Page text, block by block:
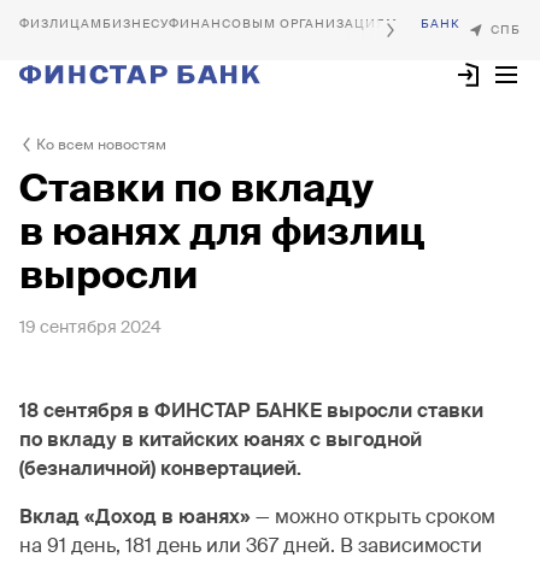
БИЗНЕСУФИНАНСОВЫМ ОРГАНИЗАЦИЯМ
Ко всем новостям
Ставки по вкладу
в юанях для физлиц
выросли
19 сентября 2024
18 сентября в ФИНСТАР БАНКЕ выросли ставки
по вкладу в китайских юанях с выгодной
(безналичной) конвертацией.
Вклад «Доход в юанях»— можно открыть сроком
на 91 день, 181 день или 367 дней. В зависимости